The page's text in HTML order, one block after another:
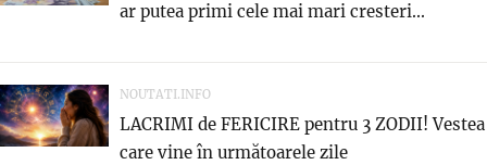
ar putea primi cele mai mari cresteri...
NOUTATI.INFO
LACRIMI de FERICIRE pentru 3 ZODII! Vestea
care vine în următoarele zile